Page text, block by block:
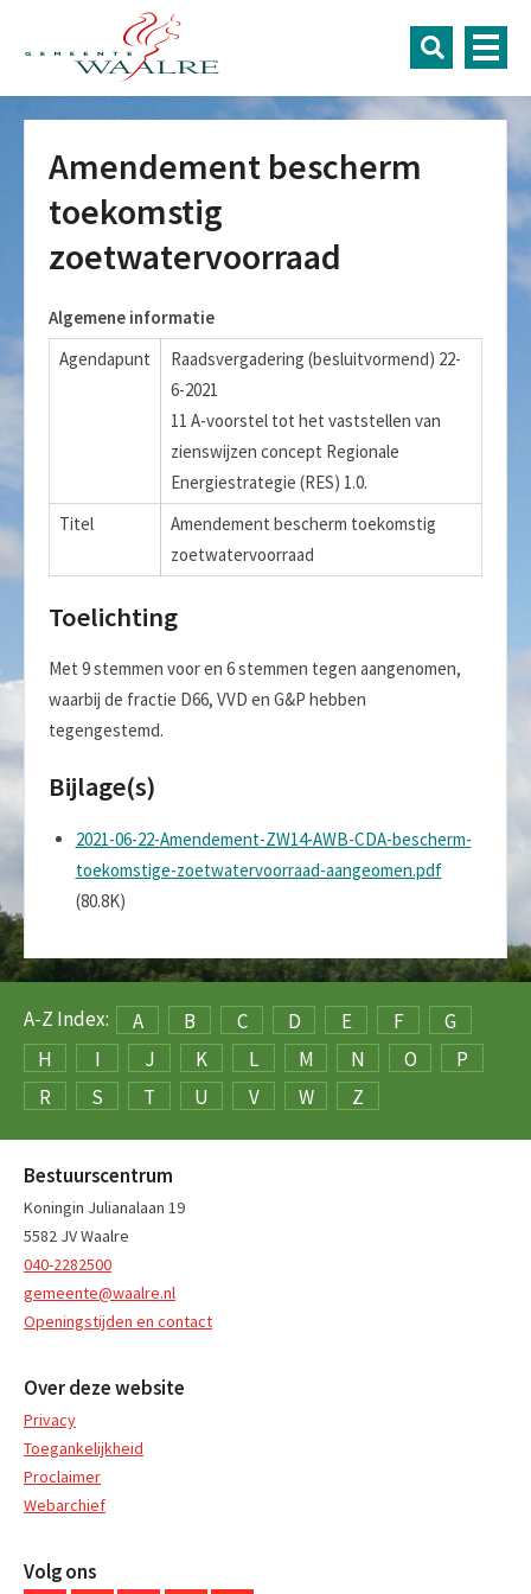
Amendement bescherm
toekomstig
zoetwatervoorraad
Algemene informatie
Agendapunt
Raadsvergadering (besluitvormend) 22-
6-2021
11 A-voorstel tot het vaststellen van
zienswijzen concept Regionale
Energiestrategie (RES) 1.0.
Titel
Amendement bescherm toekomstig
zoetwatervoorraad
Toelichting
Met 9 stemmen voor en 6 stemmen tegen aangenomen,
waarbij de fractie D66, VVD en G&P hebben
tegengestemd.
Bijlage(s)
2021-06-22-Amendement-ZW14-AWB-CDA-bescherm-
toekomstige-zoetwatervoorraad-aangeomen.pdf
(80.8K)
A-Z Index: A B C D E F
G
H
I J K L M N O
P
R
S T U V W Z
Bestuurscentrum
Koningin Julianalaan 19
5582 JV Waalre
040-2282500
gemeente@waalre.nl
Openingstijden en contact
Over deze website
Privacy
Toegankelijkheid
Proclaimer
Webarchief
Volg ons